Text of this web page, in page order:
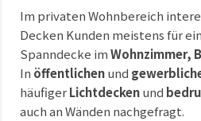
Im privaten Wohnbereich
Decken Kunden meistens für
Spanndecke imWohnzimmer,
In öffentlichenund
häufigerLichtdeckenund
auch an Wänden nachgefragt.